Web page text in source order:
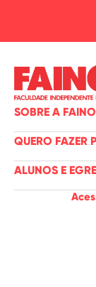
SOBRE A
QUERO FAZER
ALUNOS E